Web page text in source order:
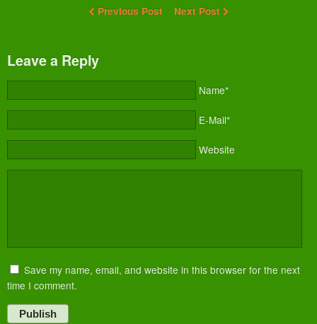
Previous Post Next Post
Leave a Reply
Name*
E-Mail*
Website
Save my name, email, and website in this browser for the next
time I comment.
Publish